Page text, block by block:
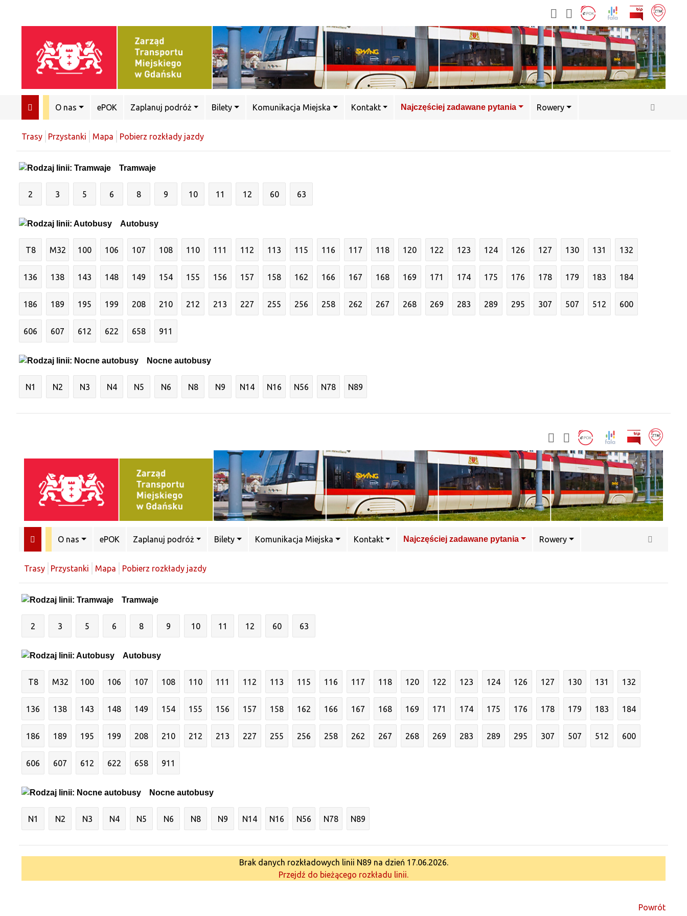
O nas ePOK Zaplanuj podróż Bilety Komunikacja Miejska Kontakt Najczęściej zadawane pytania Rowery
Trasy Przystanki Mapa Pobierz rozkłady jazdy
Tramwaje
2 3 5 6 8 9 10 11 12 60 63
Autobusy
T8 M32 100 106 107 108 110 111 112 113 115 116 117 118 120 122 123 124 126 127 130 131 132
136 138 143 148 149 154 155 156 157 158 162 166 167 168 169 171 174 175 176 178 179 183 184
186 189 195 199 208 210 212 213 227 255 256 258 262 267 268 269 283 289 295 307 507 512 600
606 607 612 622 658 911
Nocne autobusy
N1 N2 N3 N4 N5 N6 N8 N9 N14 N16 N56 N78 N89
O nas ePOK Zaplanuj podróż Bilety Komunikacja Miejska Kontakt Najczęściej zadawane pytania Rowery
Trasy Przystanki Mapa Pobierz rozkłady jazdy
Tramwaje
2 3 5 6 8 9 10 11 12 60 63
Autobusy
T8 M32 100 106 107 108 110 111 112 113 115 116 117 118 120 122 123 124 126 127 130 131 132
136 138 143 148 149 154 155 156 157 158 162 166 167 168 169 171 174 175 176 178 179 183 184
186 189 195 199 208 210 212 213 227 255 256 258 262 267 268 269 283 289 295 307 507 512 600
606 607 612 622 658 911
Nocne autobusy
N1 N2 N3 N4 N5 N6 N8 N9 N14 N16 N56 N78 N89
Brak danych rozkładowych linii N89 na dzień 17.06.2026.
Przejdź do bieżącego rozkładu linii.
Powrót